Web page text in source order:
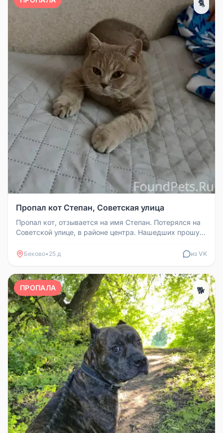
🐈
Пропал кот Степан, Советская улица
Пропал кот, отзывается на имя Степан. Потерялся на
Советской улице, в районе центра. Нашедших прошу
Беково• 25 д из VK
ПРОПАЛА 🐕